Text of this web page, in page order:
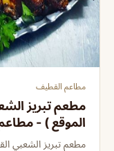
مطاعم القطيف
مطعم تبريز
الموقع ) -
مطعم تبريز الشعبي